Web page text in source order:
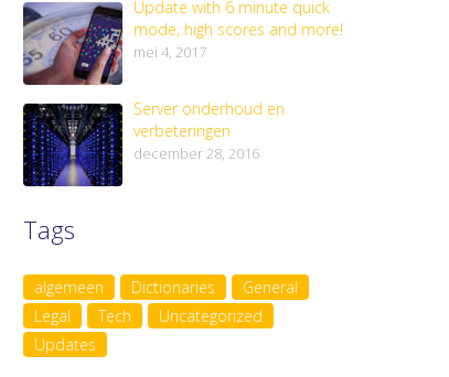
Update with 6 minute quick
mode, high scores and more!
mei 4, 2017
Server onderhoud en
verbeteringen
december 28, 2016
Tags
algemeen Dictionaries
General
Legal
Tech
Uncategorized
Updates